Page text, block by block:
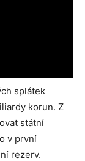
splátek
korun. Z
státní
v první
rezerv.